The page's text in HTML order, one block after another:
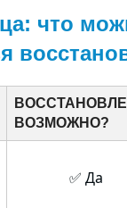
что
ВОЗМОЖНО?
✅ Да